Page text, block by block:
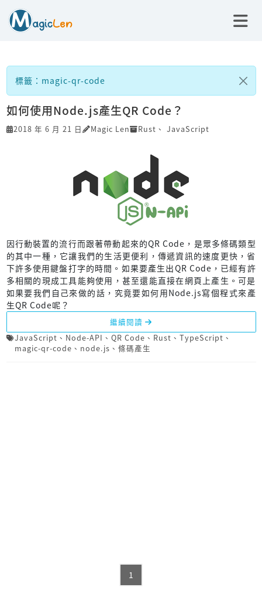
標籤：magic-qr-code
如何使用Node.js產生QR Code？
2018 年 6 月 21 日 Magic Len Rust 、 JavaScript
因行動裝置的流行而跟著帶動起來的QR Code，是眾多條碼類型
的其中一種，它讓我們的生活更便利，傳遞資訊的速度更快，省
下許多使用鍵盤打字的時間。如果要產生出QR Code，已經有許
多相關的現成工具能夠使用，甚至還能直接在網頁上產生。可是
如果要我們自己來做的話，究竟要如何用Node.js寫個程式來產
生QR Code呢？
繼續閱讀
JavaScript 、 Node-API 、 QR Code 、 Rust 、 TypeScript 、
magic-qr-code 、 node.js 、 條碼產生
1